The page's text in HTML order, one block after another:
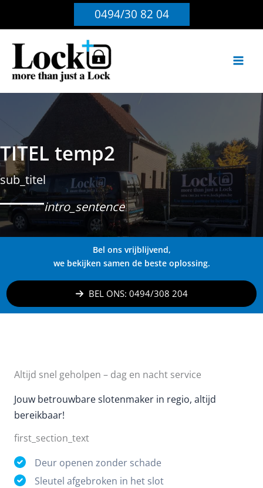
0494/30 82 04
TITEL temp2
sub_titel
intro_sentence
Bel ons vrijblijvend,
we bekijken samen de beste oplossing.
BEL ONS: 0494/308 204
Altijd snel geholpen – dag en nacht service
Jouw betrouwbare slotenmaker in regio, altijd
bereikbaar!
first_section_text
Deur openen zonder schade
Sleutel afgebroken in het slot